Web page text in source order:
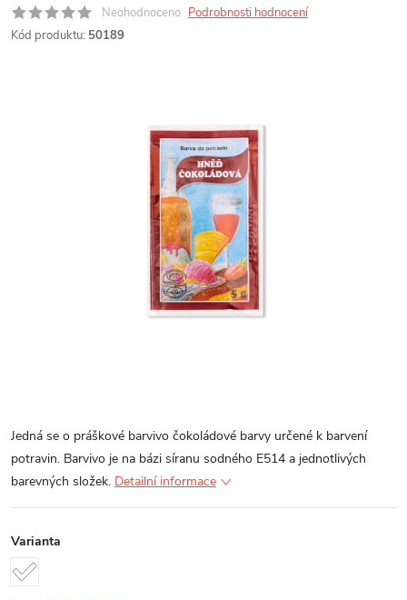
Neohodnoceno Podrobnosti hodnocení
Kód produktu: 50189
Jedná se o práškové barvivo čokoládové barvy určené k barvení
potravin. Barvivo je na bázi síranu sodného E514 a jednotlivých
barevných složek. Detailní informace
Varianta